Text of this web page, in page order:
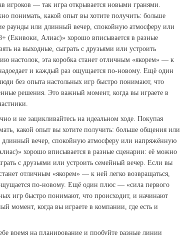
игроков — так игра открывается новыми гранями.
понимать, какой опыт вы хотите получить: больше
раунды или длинный вечер, спокойную атмосферу или
(Екивоки, Алиас)» хорошо вписывается в разные
на выходные, сыграть с друзьями или устроить
настолок, эта коробка станет отличным «якорем» — к
и каждый раз ощущается по‑новому. Ещё один
без опыта настольных игр быстро понимают, что
решения. Это важный момент, когда вы играете в
и не зацикливайтесь на идеальном ходе. Покупая
какой опыт вы хотите получить: больше общения или
вечер, спокойную атмосферу или напряжённую
хорошо вписывается в разные сценарии: её можно
с друзьями или устроить семейный вечер. Если вы
отличным «якорем» — к ней легко возвращаться,
по‑новому. Ещё один плюс — «сила первого
игр быстро понимают, что происходит, и начинают
момент, когда вы играете в компании, где есть и
время на планирование и пробуйте разные линии